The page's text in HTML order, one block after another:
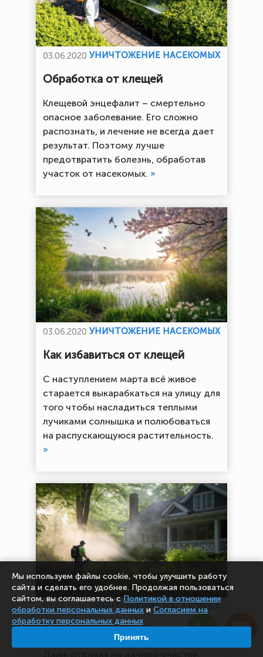
03.06.2020 УНИЧТОЖЕНИЕ НАСЕКОМЫХ
Обработка от клещей
Клещевой энцефалит – смертельно
опасное заболевание. Его сложно
распознать, и лечение не всегда дает
результат. Поэтому лучше
предотвратить болезнь, обработав
участок от насекомых. »
03.06.2020 УНИЧТОЖЕНИЕ НАСЕКОМЫХ
Как избавиться от клещей
С наступлением марта всё живое
старается выкарабкаться на улицу для
того чтобы насладиться теплыми
лучиками солнышка и полюбоваться
на распускающуюся растительность.
»
03.06.2020 УНИЧТОЖЕНИЕ НАСЕКОМЫХ
Акарицидная обработка
Мы используем файлы cookie, чтобы улучшить работу
сайта и сделать его удобнее. Продолжая пользоваться
сайтом, вы соглашаетесь с Политикой в отношении
обработки персональных данных и Согласием на
обработку персональных данных
Принять